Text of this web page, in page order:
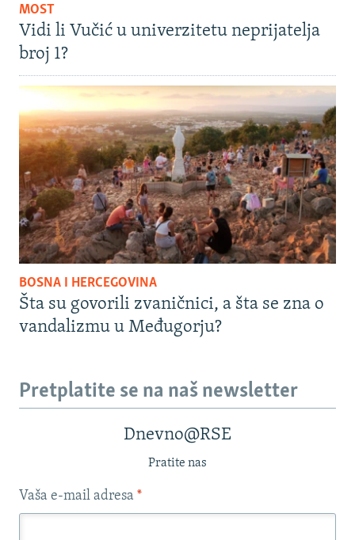
MOST
Vidi li Vučić u univerzitetu neprijatelja
broj 1?
BOSNA I HERCEGOVINA
Šta su govorili zvaničnici, a šta se zna o
vandalizmu u Međugorju?
Pretplatite se na naš newsletter
Dnevno@RSE
Pratite nas
Vaša e-mail adresa *